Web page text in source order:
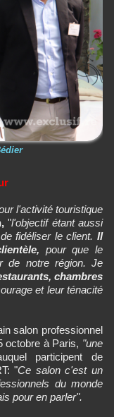
l'activité touristique
"l'objectif étant aussi
fidéliser le client. Il
pour que le
de notre région. Je
chambres
et leur ténacité
salon professionnel
octobre à Paris, "une
participent de
"Ce salon c'est un
du monde
pour en parler".